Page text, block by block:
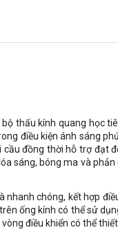
thấu kính quang học
điều kiện ánh sáng
đồng thời hỗ trợ đạt
sáng, bóng ma và
chóng, kết hợp
ống kính có thể sử
điều khiển có thể